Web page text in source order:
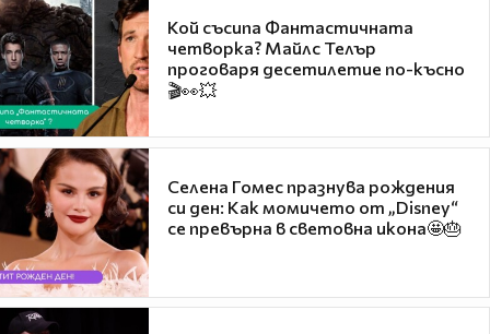
Кой съсипа Фантастичната
четворка? Майлс Телър
проговаря десетилетие по-късно
🎬👀💥
Селена Гомес празнува рождения
си ден: Как момичето от „Disney“
се превърна в световна икона🤩🎂